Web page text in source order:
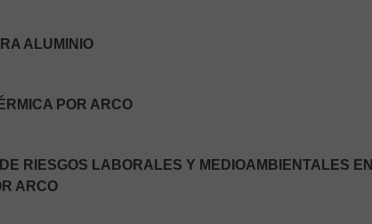
ALUMINIO
POR ARCO
RIESGOS LABORALES Y MEDIOAMBIENTALES EN
ARCO